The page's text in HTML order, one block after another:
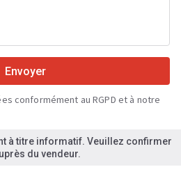
Envoyer
conformément au RGPD et à notre
à titre informatif. Veuillez confirmer
du vendeur.